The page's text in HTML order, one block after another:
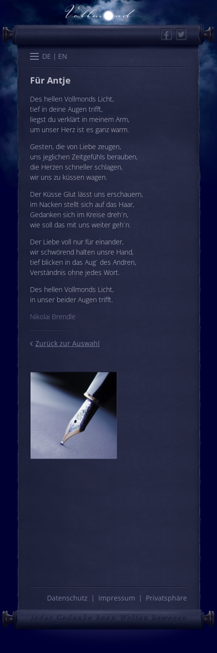
FacebookTwitter
DE EN
Start Kalender Karten
Für Antje
Des hellen Vollmonds Licht,
tief in deine Augen trifft,
liegst du verklärt in meinem Arm,
um unser Herz ist es ganz warm.
Gesten, die von Liebe zeugen,
uns jeglichen Zeitgefühls berauben,
die Herzen schneller schlagen,
wir uns zu küssen wagen.
Der Küsse Glut lässt uns erschauern,
im Nacken stellt sich auf das Haar,
Gedanken sich im Kreise dreh´n,
wie soll das mit uns weiter geh´n.
Der Liebe voll nur für einander,
wir schwörend halten unsre Hand,
tief blicken in das Aug´ des Andren,
Verständnis ohne jedes Wort.
Des hellen Vollmonds Licht,
in unser beider Augen trifft.
Nikolai Brendle
Zurück zur Auswahl
Datenschutz Impressum Privatsphäre